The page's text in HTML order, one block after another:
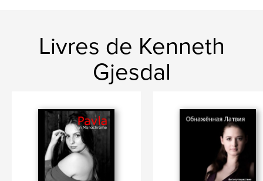
Livres de Kenneth
Gjesdal